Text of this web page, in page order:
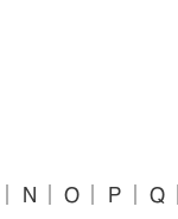
N O P Q